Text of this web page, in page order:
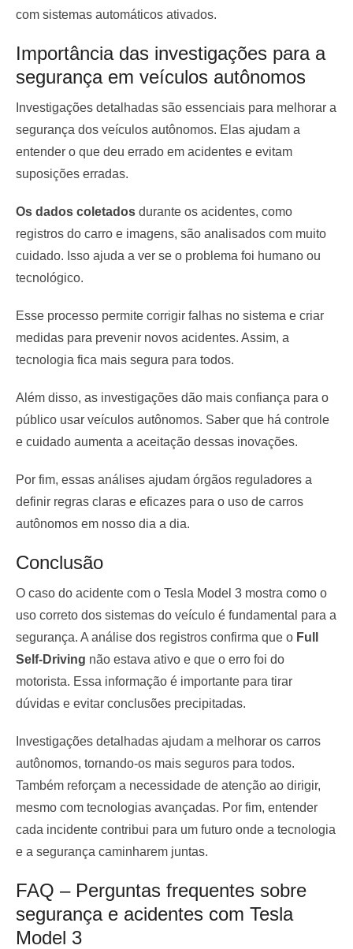
com sistemas automáticos ativados.
Importância das investigações para a
segurança em veículos autônomos
Investigações detalhadas são essenciais para melhorar a
segurança dos veículos autônomos. Elas ajudam a
entender o que deu errado em acidentes e evitam
suposições erradas.
Os dados coletados durante os acidentes, como
registros do carro e imagens, são analisados com muito
cuidado. Isso ajuda a ver se o problema foi humano ou
tecnológico.
Esse processo permite corrigir falhas no sistema e criar
medidas para prevenir novos acidentes. Assim, a
tecnologia fica mais segura para todos.
Além disso, as investigações dão mais confiança para o
público usar veículos autônomos. Saber que há controle
e cuidado aumenta a aceitação dessas inovações.
Por fim, essas análises ajudam órgãos reguladores a
definir regras claras e eficazes para o uso de carros
autônomos em nosso dia a dia.
Conclusão
O caso do acidente com o Tesla Model 3 mostra como o
uso correto dos sistemas do veículo é fundamental para a
segurança. A análise dos registros confirma que o Full
Self-Driving não estava ativo e que o erro foi do
motorista. Essa informação é importante para tirar
dúvidas e evitar conclusões precipitadas.
Investigações detalhadas ajudam a melhorar os carros
autônomos, tornando-os mais seguros para todos.
Também reforçam a necessidade de atenção ao dirigir,
mesmo com tecnologias avançadas. Por fim, entender
cada incidente contribui para um futuro onde a tecnologia
e a segurança caminharem juntas.
FAQ – Perguntas frequentes sobre
segurança e acidentes com Tesla
Model 3